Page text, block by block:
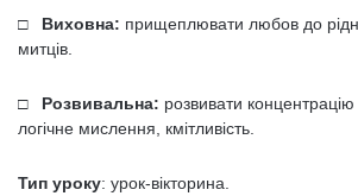
□ Виховна: прищеплювати любов до
митців.
□ Розвивальна: розвивати концентрацію
логічне мислення, кмітливість.
Тип уроку: урок-вікторина.